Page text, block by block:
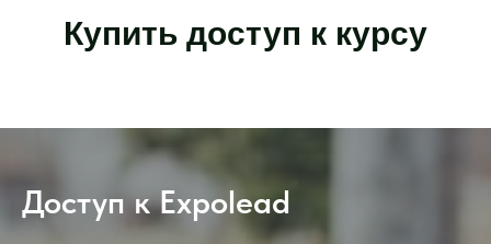
Купить доступ к курсу
Доступ к Expolead